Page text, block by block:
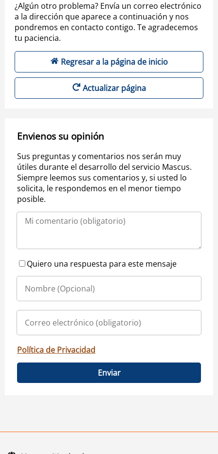
¿Algún otro problema? Envía un correo electrónico
a la dirección que aparece a continuación y nos
pondremos en contacto contigo. Te agradecemos
tu paciencia.
Regresar a la página de inicio
Actualizar página
Envienos su opinión
Sus preguntas y comentarios nos serán muy
útiles durante el desarrollo del servicio Mascus.
Siempre leemos sus comentarios y, si usted lo
solicita, le respondemos en el menor tiempo
posible.
Quiero una respuesta para este mensaje
Política de Privacidad
Enviar